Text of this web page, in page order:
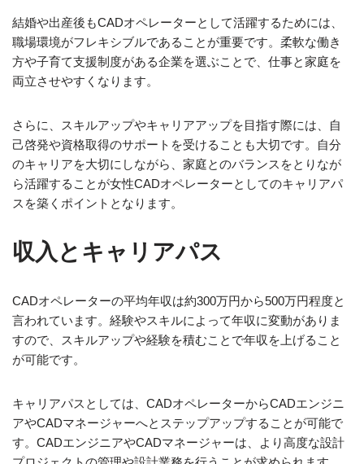
結婚や出産後もCADオペレーターとして活躍するためには、
職場環境がフレキシブルであることが重要です。柔軟な働き
方や子育て支援制度がある企業を選ぶことで、仕事と家庭を
両立させやすくなります。
さらに、スキルアップやキャリアアップを目指す際には、自
己啓発や資格取得のサポートを受けることも大切です。自分
のキャリアを大切にしながら、家庭とのバランスをとりなが
ら活躍することが女性CADオペレーターとしてのキャリアパ
スを築くポイントとなります。
収入とキャリアパス
CADオペレーターの平均年収は約300万円から500万円程度と
言われています。経験やスキルによって年収に変動がありま
すので、スキルアップや経験を積むことで年収を上げること
が可能です。
キャリアパスとしては、CADオペレーターからCADエンジニ
アやCADマネージャーへとステップアップすることが可能で
す。CADエンジニアやCADマネージャーは、より高度な設計